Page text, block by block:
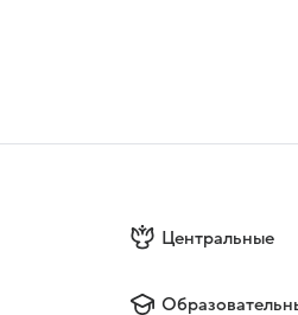
Центральные